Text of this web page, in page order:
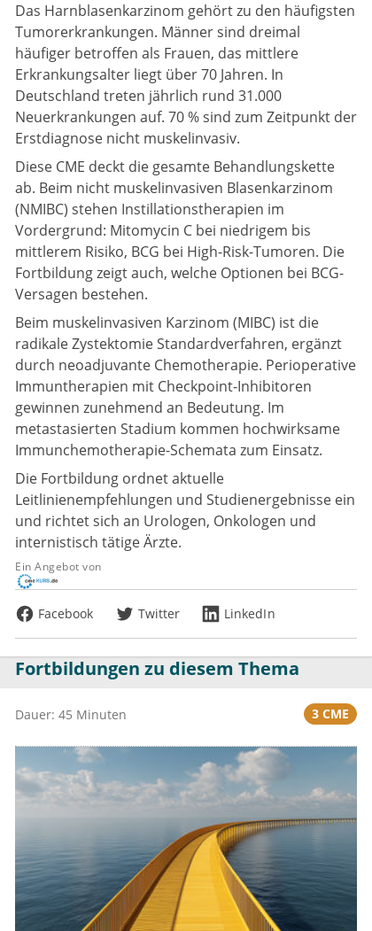
Das Harnblasenkarzinom gehört zu den häufigsten
Tumorerkrankungen. Männer sind dreimal
häufiger betroffen als Frauen, das mittlere
Erkrankungsalter liegt über 70 Jahren. In
Deutschland treten jährlich rund 31.000
Neuerkrankungen auf. 70 % sind zum Zeitpunkt der
Erstdiagnose nicht muskelinvasiv.
Diese CME deckt die gesamte Behandlungskette
ab. Beim nicht muskelinvasiven Blasenkarzinom
(NMIBC) stehen Instillationstherapien im
Vordergrund: Mitomycin C bei niedrigem bis
mittlerem Risiko, BCG bei High-Risk-Tumoren. Die
Fortbildung zeigt auch, welche Optionen bei BCG-
Versagen bestehen.
Beim muskelinvasiven Karzinom (MIBC) ist die
radikale Zystektomie Standardverfahren, ergänzt
durch neoadjuvante Chemotherapie. Perioperative
Immuntherapien mit Checkpoint-Inhibitoren
gewinnen zunehmend an Bedeutung. Im
metastasierten Stadium kommen hochwirksame
Immunchemotherapie-Schemata zum Einsatz.
Die Fortbildung ordnet aktuelle
Leitlinienempfehlungen und Studienergebnisse ein
und richtet sich an Urologen, Onkologen und
internistisch tätige Ärzte.
Ein Angebot von
Facebook Twitter LinkedIn
Fortbildungen zu diesem Thema
Dauer: 45 Minuten 3 CME